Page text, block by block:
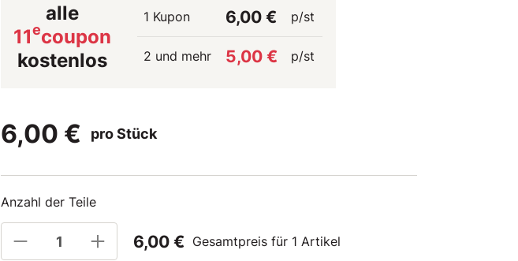
alle
11ecoupon
kostenlos
1 Kupon 6,00 € p/st
2 und mehr 5,00 € p/st
6,00 € pro Stück
Anzahl der Teile
6,00 € Gesamtpreis für 1 Artikel